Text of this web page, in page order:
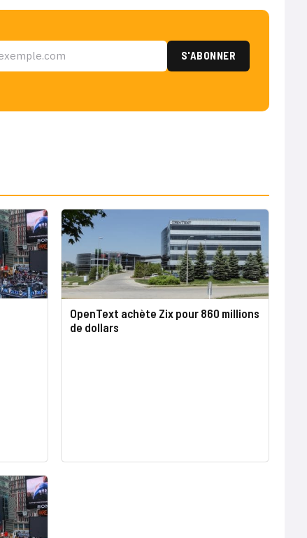
OpenText achète Zix pour 860 millions
de dollars